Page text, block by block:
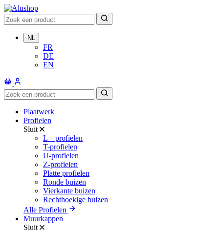
NL
FR
DE
EN
Plaatwerk
Profielen
Sluit
L – profielen
T-profielen
U-profielen
Z-profielen
Platte profielen
Ronde buizen
Vierkante buizen
Rechthoekige buizen
Alle Profielen
Muurkappen
Sluit